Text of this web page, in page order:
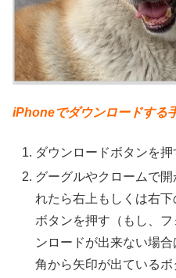
iPhoneでダウンロードする
ダウンロードボタンを押
グーグルやクロームで
れたら右上もしくは右
ボタンを押す（もし、
ンロードが出来ない場
角から矢印が出ている